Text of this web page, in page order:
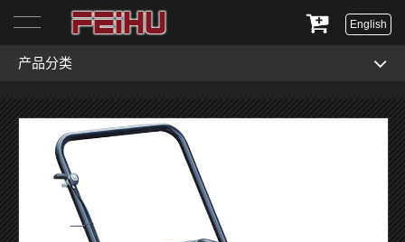
English
产品分类
首页
关于我们
产品展示
服务与支持